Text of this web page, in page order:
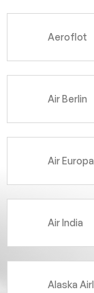
Aeroflot
Air Berlin
Air Europa
Air India
Alaska